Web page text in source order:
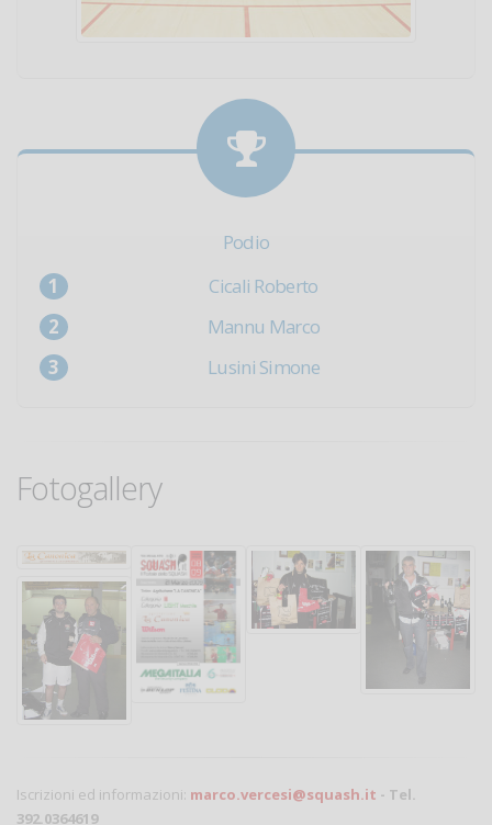
Podio
Cicali Roberto
Mannu Marco
Lusini Simone
Fotogallery
Iscrizioni ed informazioni: marco.vercesi@squash.it - Tel.
392.0364619